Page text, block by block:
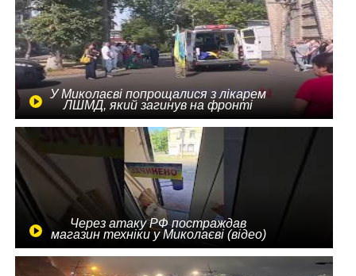
У Миколаєві попрощалися з лікарем
ЛШМД, який загинув на фронті
Через атаку РФ постраждав
магазин техніки у Миколаєві (відео)